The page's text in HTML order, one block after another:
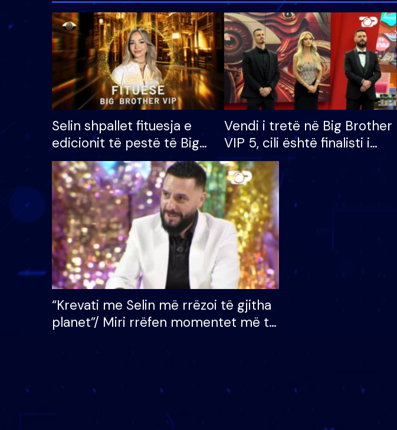
Selin shpallet fituesja e
edicionit të pestë të Big
Brother VIP, rrëmben
çmimin e madh prej 100
mijë eurosh
Vendi i tretë në Big Brother
VIP 5, cili është finalisti i
radhës që lë shtëpinë
“Krevati me Selin më rrëzoi të gjitha
planet”/ Miri rrëfen momentet më të
mungojë zilja e mëngjesit kur…